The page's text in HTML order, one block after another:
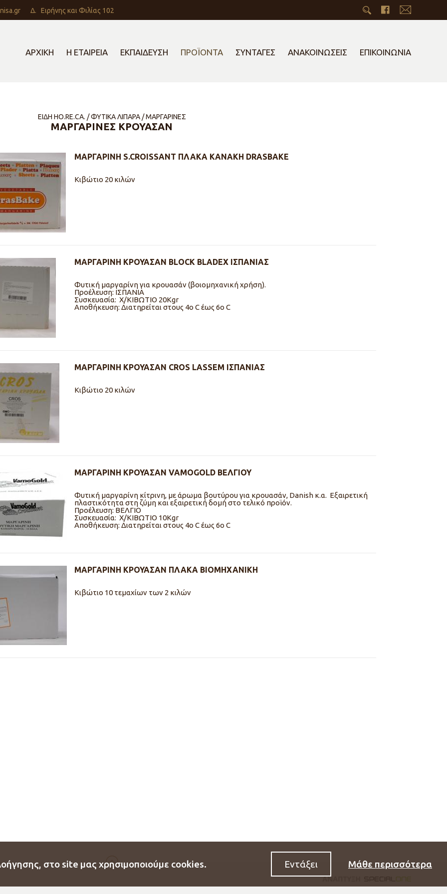
στο site μας χρησιμοποιούμε cookies. Εντάξει Μάθε περισσότερα
Δ. Ειρήνης και Φιλίας 102
ΑΡΧΙΚΗ Η ΕΤΑΙΡΕΙΑ ΕΚΠΑΙΔΕΥΣΗ ΠΡΟΪΟΝΤΑ ΣΥΝΤΑΓΕΣ ΑΝΑΚΟΙΝΩΣΕΙΣ ΕΠΙΚΟΙΝΩΝΙΑ
ΕΙΔΗ HO.RE.CA. / ΦΥΤΙΚΑ ΛΙΠΑΡΑ / ΜΑΡΓΑΡΙΝΕΣ
ΜΑΡΓΑΡΙΝΕΣ ΚΡΟΥΑΣΑΝ
ΜΑΡΓΑΡΙΝΗ S.CROISSANT ΠΛΑΚΑ ΚΑΝΑΚΗ DRASBAKE
Κιβώτιο 20 κιλών
ΜΑΡΓΑΡΙΝΗ ΚΡΟΥΑΣΑΝ BLOCK BLADEX ΙΣΠΑΝΙΑΣ
Φυτική μαργαρίνη για κρουασάν (βοιομηχανική χρήση).
Προέλευση: ΙΣΠΑΝΙΑ
Συσκευασία: Χ/ΚΙΒΩΤΙO 20Kgr
Αποθήκευση: Διατηρείται στους 4ο C έως 6ο C
ΜΑΡΓΑΡΙΝΗ ΚΡΟΥΑΣΑΝ CROS LASSEM ΙΣΠΑΝΙΑΣ
Κιβώτιο 20 κιλών
ΜΑΡΓΑΡΙΝΗ ΚΡΟΥΑΣΑΝ VAMOGOLD ΒΕΛΓΙΟΥ
Φυτική μαργαρίνη κίτρινη, με άρωμα βουτύρου για κρουασάν, Danish κ.α. Εξαιρετική
πλαστικότητα στη ζύμη και εξαιρετική δομή στο τελικό προϊόν.
Προέλευση: ΒΕΛΓΙΟ
Συσκευασία: Χ/ΚΙΒΩΤΙO 10Kgr
Αποθήκευση: Διατηρείται στους 4ο C έως 6ο C
ΜΑΡΓΑΡΙΝΗ ΚΡΟΥΑΣΑΝ ΠΛΑΚΑ ΒΙΟΜΗΧΑΝΙΚΗ
Κιβώτιο 10 τεμαχίων των 2 κιλών